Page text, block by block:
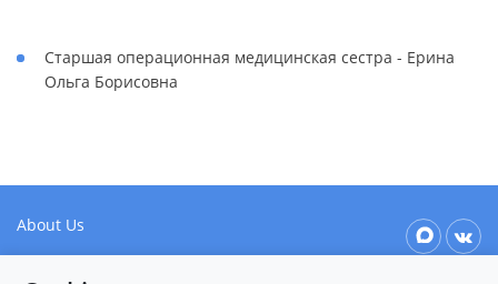
Старшая операционная медицинская сестра - Ерина
Ольга Борисовна
About Us
Our values